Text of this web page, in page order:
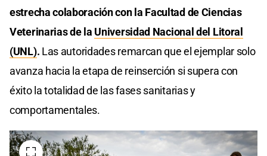
estrecha colaboración con la Facultad de Ciencias
Veterinarias de la Universidad Nacional del Litoral
(UNL). Las autoridades remarcan que el ejemplar solo
avanza hacia la etapa de reinserción si supera con
éxito la totalidad de las fases sanitarias y
comportamentales.